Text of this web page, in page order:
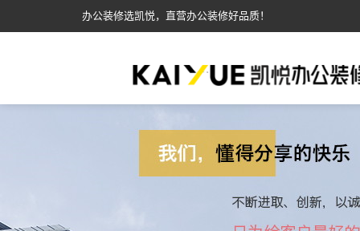
办公装修选凯悦，直营办公装修好品质！